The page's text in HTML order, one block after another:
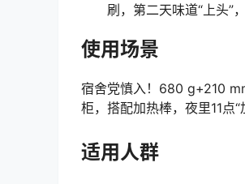
刷，第二天味道“上头”
使用场景
宿舍党慎入！680 g+210
柜，搭配加热棒，夜里11点“
适用人群